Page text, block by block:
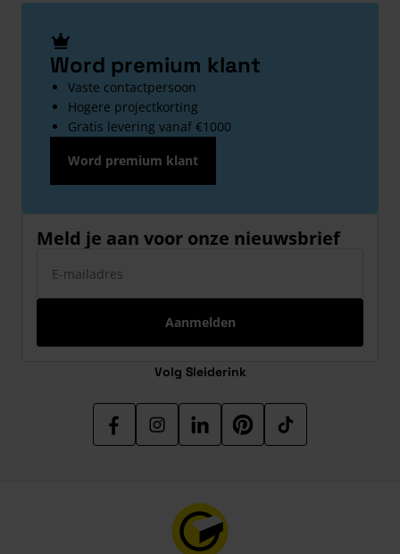
Word premium klant
Vaste contactpersoon
Hogere projectkorting
Gratis levering vanaf €1000
Word premium klant
Meld je aan voor onze nieuwsbrief
Aanmelden
Volg Sleiderink